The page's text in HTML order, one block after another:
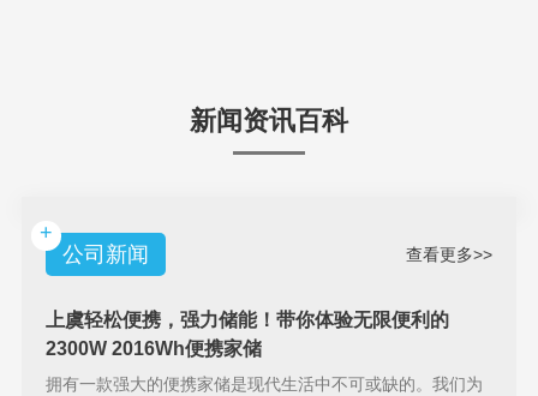
新闻资讯百科
+
公司新闻
查看更多>>
上虞轻松便携，强力储能！带你体验无限便利的
2300W 2016Wh便携家储
拥有一款强大的便携家储是现代生活中不可或缺的。我们为